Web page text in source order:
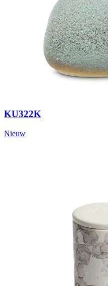
KU322K
Nieuw